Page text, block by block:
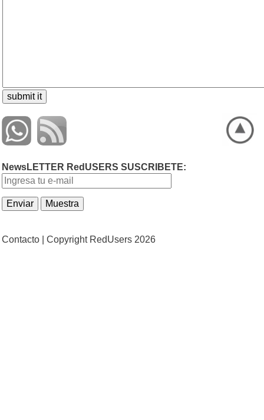
NewsLETTER RedUSERS SUSCRIBETE:
Contacto | Copyright RedUsers 2026